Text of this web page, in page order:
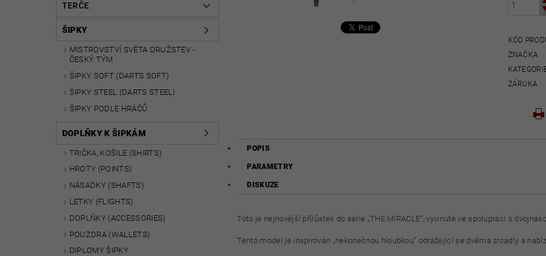
TERČE
ŠIPKY
MISTROVSTVÍ SVĚTA DRUŽSTEV -
ČESKÝ TÝM
ŠIPKY SOFT (DARTS SOFT)
ŠIPKY STEEL (DARTS STEEL)
ŠIPKY PODLE HRÁČŮ
DOPLŇKY K ŠIPKÁM
TRIČKA, KOŠILE (SHIRTS)
HROTY (POINTS)
NÁSADKY (SHAFTS)
LETKY (FLIGHTS)
DOPLŇKY (ACCESSORIES)
POUZDRA (WALLETS)
DIPLOMY ŠIPKY
KÓD
ZNAČKA
ZÁRUKA
POPIS
PARAMETRY
DISKUZE
Toto je nejnovější přírůstek do série „THE MIRACLE“, vyvinuté ve spolupráci s
Tento model je inspirován „nekonečnou hloubkou“ odrážející se dvěma zrcadly a